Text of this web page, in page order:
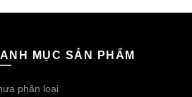
MỤC SẢN PHẨM
phân loại